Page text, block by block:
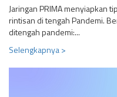
Jaringan PRIMA menyiapkan
rintisan di tengah Pandemi.
ditengah pandemi:...
Selengkapnya >